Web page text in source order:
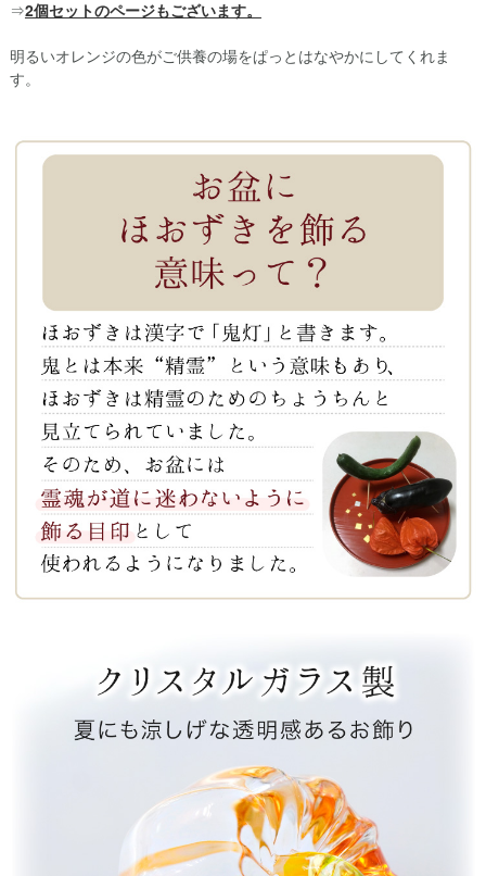
⇒2個セットのページもございます。
明るいオレンジの色がご供養の場をぱっとはなやかにしてくれま
す。